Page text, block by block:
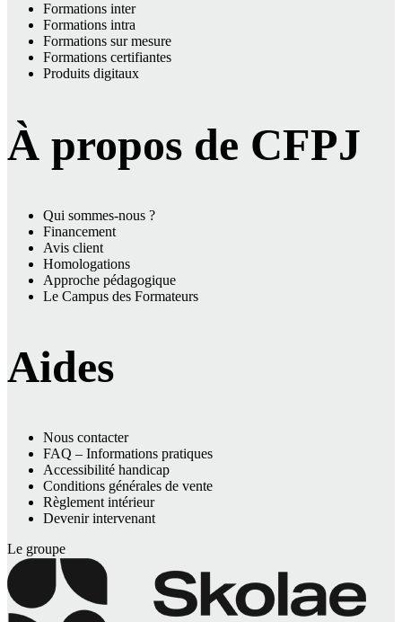
Formations inter
Formations intra
Formations sur mesure
Formations certifiantes
Produits digitaux
À propos de CFPJ
Qui sommes-nous ?
Financement
Avis client
Homologations
Approche pédagogique
Le Campus des Formateurs
Aides
Nous contacter
FAQ – Informations pratiques
Accessibilité handicap
Conditions générales de vente
Règlement intérieur
Devenir intervenant
Le groupe